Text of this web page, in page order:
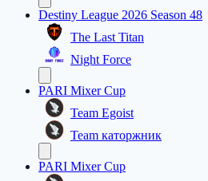
Destiny League 2026 Season 48
The Last Titan
Night Force
PARI Mixer Cup
Team Egoist
Team каторжник
PARI Mixer Cup